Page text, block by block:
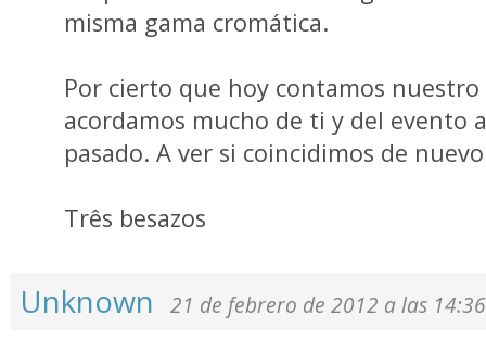
misma gama cromática.
Por cierto que hoy contamos nuestro
acordamos mucho de ti y del evento
pasado. A ver si coincidimos de
Três besazos
Unknown 21 de febrero de 2012 a las 14:36